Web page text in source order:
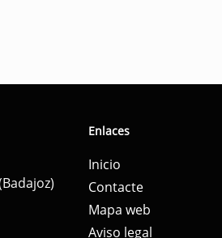
Enlaces
Inicio
Contacte
Mapa web
Aviso legal